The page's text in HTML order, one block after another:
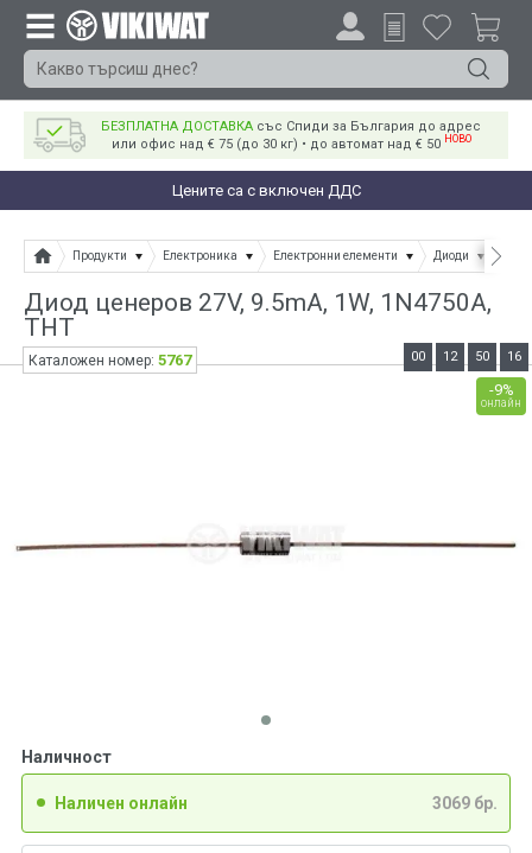
БЕЗПЛАТНА ДОСТАВКА със Спиди за България до адрес
или офис над € 75 (до 30 кг) • до автомат над € 50 НОВО
Цените са с включен ДДС
Продукти Електроника Електронни елементи Диоди
Диод ценеров 27V, 9.5mA, 1W, 1N4750A,
THT
Наличност
Наличен онлайн 3069 бр.
-9%
онлайн
00 12 50 16
Каталожен номер: 5767